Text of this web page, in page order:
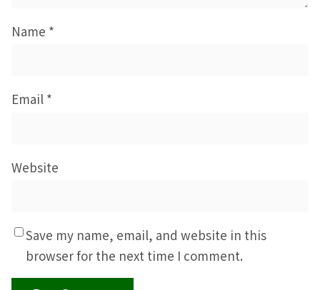
Name *
Email *
Website
Save my name, email, and website in this
browser for the next time I comment.